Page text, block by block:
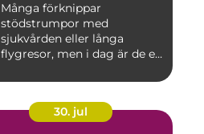
Många förknippar
stödstrumpor med
sjukvården eller långa
flygresor, men i dag är de ett
30. jul